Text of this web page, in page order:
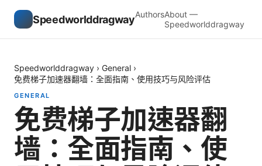
SpeedworlddragwayAuthorsAbout —
Speedworlddragway
Speedworlddragway › General ›
免费梯子加速器翻墙：全面指南、使用技巧与风险评估
GENERAL
免费梯子加速器翻
墙：全面指南、使